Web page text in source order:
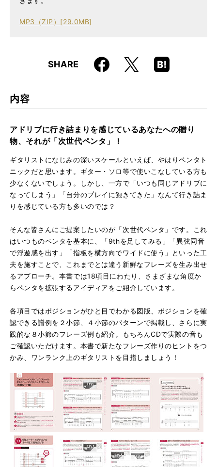
MP3（ZIP）[29.0MB]
SHARE Faceboo
k
X
Hatena
Boo
内容
アドリブに行き詰まりを感じているあなたへの贈り
物、それが「次世代ペンタ」！
ギタリストになじみの深いスケールといえば、やはりペンタト
ニックだと思います。ギター・ソロ等で使いこなしている方も
少なくないでしょう。しかし、一方で「いつも同じアドリブに
なってしまう」「自分のプレイに飽きてきた」なんて行き詰ま
りを感じている方も多いのでは？
そんな皆さんにご提案したいのが「次世代ペンタ」です。これ
はいつものペンタを基本に、「9thを足してみる」「異弦同音
で浮遊感を出す」「指板を横方向でワイドに使う」といった工
夫を施すことで、これまでとは違う新鮮なフレーズを生み出せ
るアプローチ。本書では18項目にわたり、さまざまな角度か
らペンタを拡張するアイディアをご紹介しています。
各項目ではポジションがひと目でわかる図版、ポジションを確
認できる譜例を２小節、４小節のパターンで掲載し、さらに実
践的な８小節のフレーズ例も紹介。もちろんCDで実際の音も
ご確認いただけます。本書で新たなフレーズ作りのヒントをつ
かみ、ワンランク上のギタリストを目指しましょう！